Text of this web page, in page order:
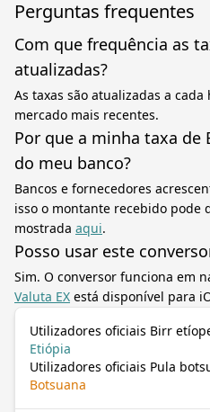
Perguntas frequentes
Com que frequência as
atualizadas?
As taxas são atualizadas a
mercado mais recentes.
Por que a minha taxa de
do meu banco?
Bancos e fornecedores
isso o montante recebido pode
mostrada aqui.
Posso usar este
Sim. O conversor funciona em
Valuta EX está disponível para
Utilizadores oficiais Birr
Etiópia
Utilizadores oficiais Pula
Botsuana